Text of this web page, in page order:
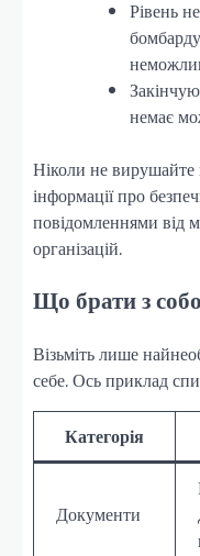
Рівень
немає
Ніколи не вирушайте
інформації про
повідомленнями від
організацій.
Що брати з
Візьміть лише
себе. Ось приклад
Категорія
Документи